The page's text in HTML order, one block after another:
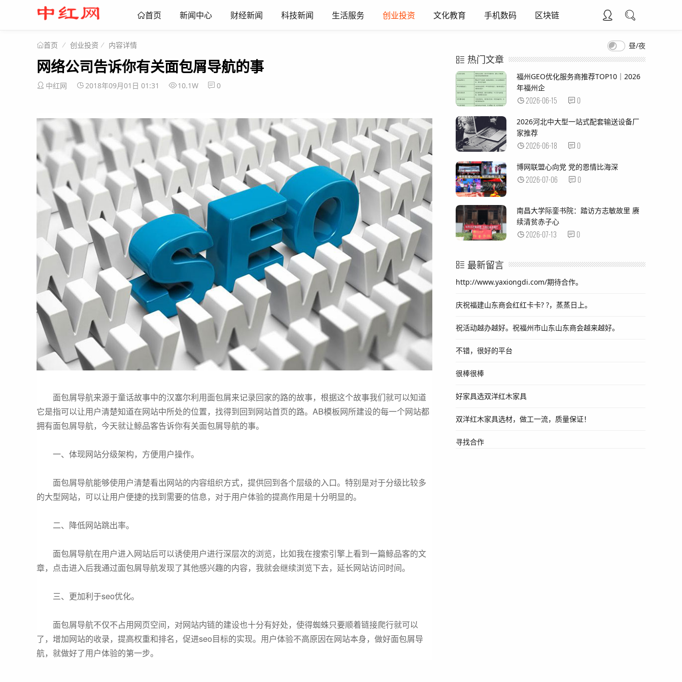
首页 新闻中心 财经新闻 科技新闻 生活服务 创业投资 文化教育 手机数码 区块链
昼/夜
首页 创业投资 内容详情
网络公司告诉你有关面包屑导航的事
中红网 2018年09月01日 01:31 10.1W 0
面包屑导航来源于童话故事中的汉塞尔利用面包屑来记录回家的路的故事，根据这个故事我们就可以知道
它是指可以让用户清楚知道在网站中所处的位置，找得到回到网站首页的路。AB模板网所建设的每一个网站都
拥有面包屑导航，今天就让鲸品客告诉你有关面包屑导航的事。
一、体现网站分级架构，方便用户操作。
面包屑导航能够使用户清楚看出网站的内容组织方式，提供回到各个层级的入口。特别是对于分级比较多
的大型网站，可以让用户便捷的找到需要的信息，对于用户体验的提高作用是十分明显的。
二、降低网站跳出率。
面包屑导航在用户进入网站后可以诱使用户进行深层次的浏览，比如我在搜索引擎上看到一篇鲸品客的文
章，点击进入后我通过面包屑导航发现了其他感兴趣的内容，我就会继续浏览下去，延长网站访问时间。
三、更加利于seo优化。
面包屑导航不仅不占用网页空间，对网站内链的建设也十分有好处，使得蜘蛛只要顺着链接爬行就可以
了，增加网站的收录，提高权重和排名，促进seo目标的实现。用户体验不高原因在网站本身，做好面包屑导
航，就做好了用户体验的第一步。
热门文章
福州GEO优化服务商推荐TOP10｜2026
年福州企
2026-06-15 0
2026河北中大型一站式配套输送设备厂
家推荐
2026-06-18 0
博网联盟心向党 党的恩情比海深
2026-07-06 0
南昌大学际銮书院：踏访方志敏故里 赓
续清贫赤子心
2026-07-13 0
最新留言
http://www.yaxiongdi.com/期待合作。
庆祝福建山东商会红红卡卡? ?，蒸蒸日上。
祝活动越办越好。祝福州市山东山东商会越来越好。
不错，很好的平台
很棒很棒
好家具选双洋红木家具
双洋红木家具选材，做工一流，质量保证！
寻找合作